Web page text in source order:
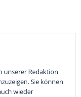
unserer Redaktion
Sie können
wieder